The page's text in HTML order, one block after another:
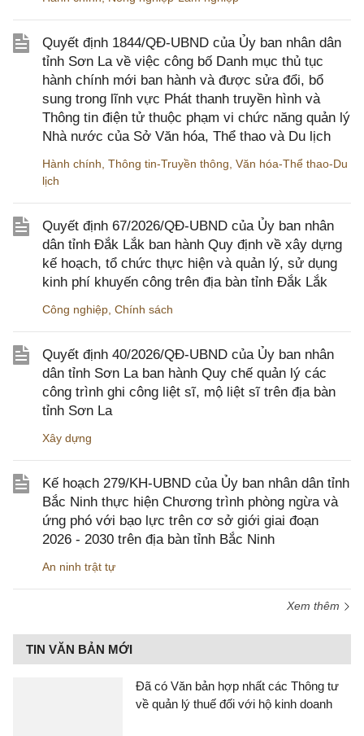
Quyết định 1844/QĐ-UBND của Ủy ban nhân dân
tỉnh Sơn La về việc công bố Danh mục thủ tục
hành chính mới ban hành và được sửa đổi, bổ
sung trong lĩnh vực Phát thanh truyền hình và
Thông tin điện tử thuộc phạm vi chức năng quản lý
Nhà nước của Sở Văn hóa, Thể thao và Du lịch
Hành chính Thông tin-Truyền thông Văn hóa-Thể thao-Du
lịch
Quyết định 67/2026/QĐ-UBND của Ủy ban nhân
dân tỉnh Đắk Lắk ban hành Quy định về xây dựng
kế hoạch, tổ chức thực hiện và quản lý, sử dụng
kinh phí khuyến công trên địa bàn tỉnh Đắk Lắk
Công nghiệp Chính sách
Quyết định 40/2026/QĐ-UBND của Ủy ban nhân
dân tỉnh Sơn La ban hành Quy chế quản lý các
công trình ghi công liệt sĩ, mộ liệt sĩ trên địa bàn
tỉnh Sơn La
Xây dựng
Kế hoạch 279/KH-UBND của Ủy ban nhân dân tỉnh
Bắc Ninh thực hiện Chương trình phòng ngừa và
ứng phó với bạo lực trên cơ sở giới giai đoạn
2026 - 2030 trên địa bàn tỉnh Bắc Ninh
An ninh trật tự
Xem thêm
TIN VĂN BẢN MỚI
Đã có Văn bản hợp nhất các Thông tư
về quản lý thuế đối với hộ kinh doanh